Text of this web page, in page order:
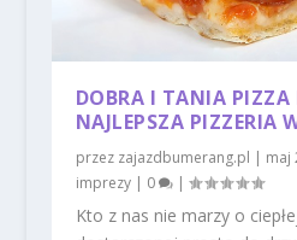
DOBRA I TANIA PIZZA
NAJLEPSZA PIZZERIA
przez zajazdbumerang.pl | maj
imprezy| 0 |
Kto z nas nie marzy o